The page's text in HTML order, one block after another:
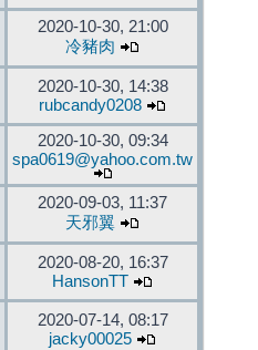
2020-10-30, 21:00
冷豬肉
2020-10-30, 14:38
rubcandy0208
2020-10-30, 09:34
spa0619@yahoo.com.tw
2020-09-03, 11:37
天邪翼
2020-08-20, 16:37
HansonTT
2020-07-14, 08:17
jacky00025